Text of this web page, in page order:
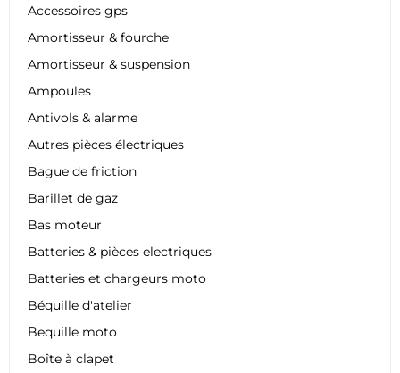
Accessoires gps
Amortisseur & fourche
Amortisseur & suspension
Ampoules
Antivols & alarme
Autres pièces électriques
Bague de friction
Barillet de gaz
Bas moteur
Batteries & pièces electriques
Batteries et chargeurs moto
Béquille d'atelier
Bequille moto
Boîte à clapet